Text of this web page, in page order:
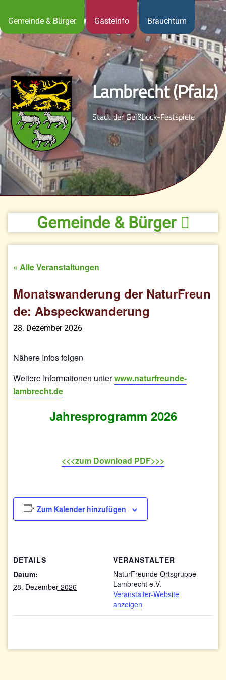
Gemeinde & Bürger Gästeinfo Brauchtum
Lambrecht (Pfalz)
Stadt der Geißbock-Festspiele
Gemeinde & Bürger
« Alle Veranstaltungen
Monatswanderung der NaturFreun
de: Abspeckwanderung
28. Dezember 2026
Nähere Infos folgen
Weitere Informationen unterwww.naturfreunde-
lambrecht.de
Jahresprogramm 2026
<<<zum Download PDF>>>
Zum Kalender hinzufügen
DETAILS
Datum:
28. Dezember 2026
VERANSTALTER
NaturFreunde Ortsgruppe
Lambrecht e.V.
Veranstalter-Website
anzeigen